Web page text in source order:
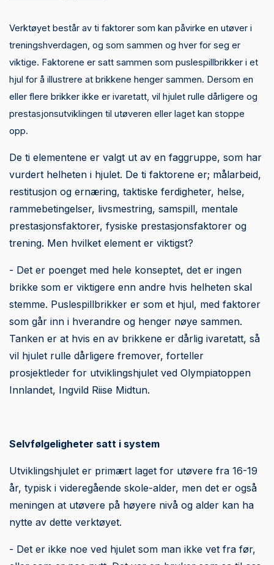
Verktøyet består av ti faktorer som kan påvirke en utøver i
treningshverdagen, og som sammen og hver for seg er
viktige. Faktorene er satt sammen som puslespillbrikker i et
hjul for å illustrere at brikkene henger sammen. Dersom en
eller flere brikker ikke er ivaretatt, vil hjulet rulle dårligere og
prestasjonsutviklingen til utøveren eller laget kan stoppe
opp.
De ti elementene er valgt ut av en faggruppe, som har
vurdert helheten i hjulet. De ti faktorene er; målarbeid,
restitusjon og ernæring, taktiske ferdigheter, helse,
rammebetingelser, livsmestring, samspill, mentale
prestasjonsfaktorer, fysiske prestasjonsfaktorer og
trening. Men hvilket element er viktigst?
- Det er poenget med hele konseptet, det er ingen
brikke som er viktigere enn andre hvis helheten skal
stemme. Puslespillbrikker er som et hjul, med faktorer
som går inn i hverandre og henger nøye sammen.
Tanken er at hvis en av brikkene er dårlig ivaretatt, så
vil hjulet rulle dårligere fremover, forteller
prosjektleder for utviklingshjulet ved Olympiatoppen
Innlandet, Ingvild Riise Midtun.
Selvfølgeligheter satt i system
Utviklingshjulet er primært laget for utøvere fra 16-19
år, typisk i videregående skole-alder, men det er også
meningen at utøvere på høyere nivå og alder kan ha
nytte av dette verktøyet.
- Det er ikke noe ved hjulet som man ikke vet fra før,